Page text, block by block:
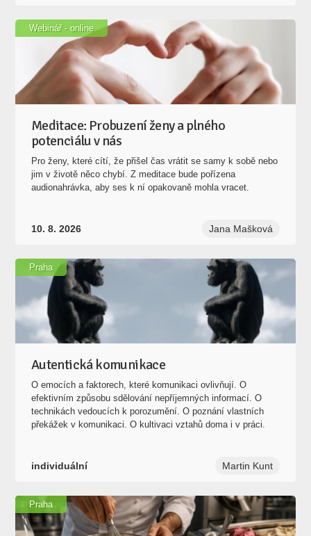
Meditace: Probuzení ženy a plného
potenciálu v nás
Pro ženy, které cítí, že přišel čas vrátit se samy k sobě nebo
jim v životě něco chybí. Z meditace bude pořízena
audionahrávka, aby ses k ní opakovaně mohla vracet.
10. 8. 2026 Jana Mašková
Webinář - online
Autentická komunikace
O emocích a faktorech, které komunikaci ovlivňují. O
efektivním způsobu sdělování nepříjemných informací. O
technikách vedoucích k porozumění. O poznání vlastních
překážek v komunikaci. O kultivaci vztahů doma i v práci.
individuální Martin Kunt
Praha
Praha